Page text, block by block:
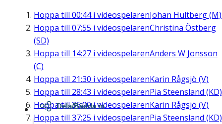
Hoppa till 00:44i videospelarenJohan Hultberg (M)
Hoppa till 07:55 i videospelarenChristina Östberg
(SD)
Hoppa till 14:27 i videospelarenAnders W Jonsson
(C)
Hoppa till 21:30 i videospelarenKarin Rågsjö (V)
Hoppa till 28:43 i videospelarenPia Steensland (KD)
Hoppa till36:00i videospelarenKarin Rågsjö (V)
Hoppa till 37:25 i videospelarenPia Steensland (KD)
Dela/Bädda in